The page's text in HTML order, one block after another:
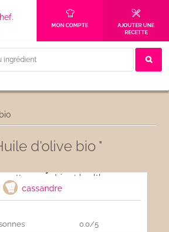
MON COMPTE
AJOUTER UNE
RECETTE
d'olive bio "
: recette vegan bio et
cassandre
0.0/5